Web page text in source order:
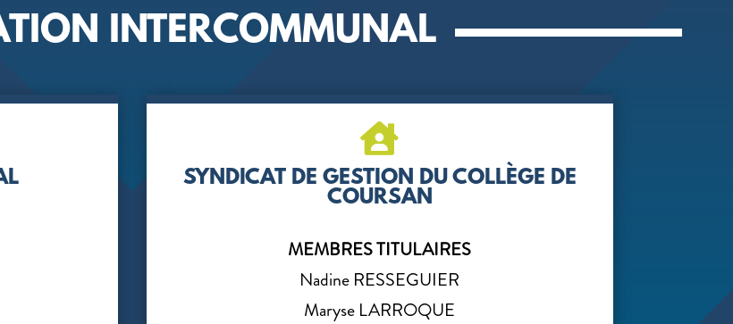
INTERCOMMUNAL

SYNDICAT DE GESTION DU COLLÈGE DE
COURSAN
MEMBRES TITULAIRES
Nadine RESSEGUIER
Maryse LARROQUE